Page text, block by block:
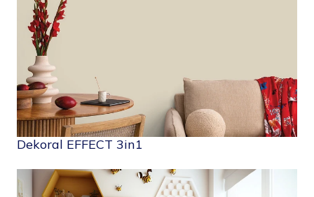
Dekoral EFFECT 3in1